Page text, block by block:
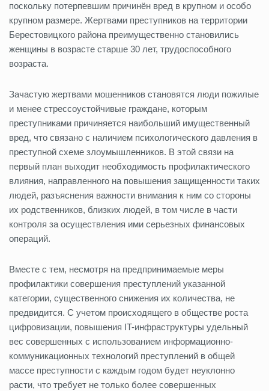
поскольку потерпевшим причинён вред в крупном и особо
крупном размере. Жертвами преступников на территории
Берестовицкого района преимущественно становились
женщины в возрасте старше 30 лет, трудоспособного
возраста.
Зачастую жертвами мошенников становятся люди пожилые
и менее стрессоустойчивые граждане, которым
преступниками причиняется наибольший имущественный
вред, что связано с наличием психологического давления в
преступной схеме злоумышленников. В этой связи на
первый план выходит необходимость профилактического
влияния, направленного на повышения защищенности таких
людей, разъяснения важности внимания к ним со стороны
их родственников, близких людей, в том числе в части
контроля за осуществления ими серьезных финансовых
операций.
Вместе с тем, несмотря на предпринимаемые меры
профилактики совершения преступлений указанной
категории, существенного снижения их количества, не
предвидится. С учетом происходящего в обществе роста
цифровизации, повышения IT-инфраструктуры удельный
вес совершенных с использованием информационно-
коммуникационных технологий преступлений в общей
массе преступности с каждым годом будет неуклонно
расти, что требует не только более совершенных